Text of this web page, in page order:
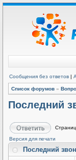
Сообщения без ответов |
Список форумов »
Последний
Версия для печати
Последний